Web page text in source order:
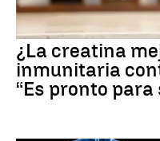
¿La creatina
inmunitaria
“Es pronto